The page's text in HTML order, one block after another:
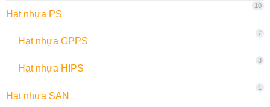
Hạt nhựa PS
10
Hạt nhựa GPPS
7
Hạt nhựa HIPS
3
Hạt nhựa SAN
1